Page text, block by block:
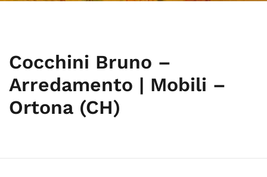
Cocchini Bruno –
Arredamento | Mobili –
Ortona (CH)